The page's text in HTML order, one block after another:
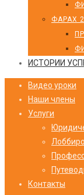
ФАРАХ
ИСТОРИИ
Видео уроки
Наши члены
Услуги
Контакты